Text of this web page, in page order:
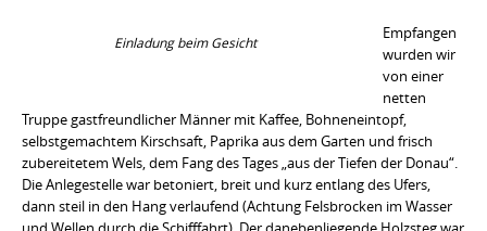
Einladung beim Gesicht
Empfangen
wurden wir
von einer
netten
Truppe gastfreundlicher Männer mit Kaffee, Bohneneintopf,
selbstgemachtem Kirschsaft, Paprika aus dem Garten und frisch
zubereitetem Wels, dem Fang des Tages „aus der Tiefen der Donau“.
Die Anlegestelle war betoniert, breit und kurz entlang des Ufers,
dann steil in den Hang verlaufend (Achtung Felsbrocken im Wasser